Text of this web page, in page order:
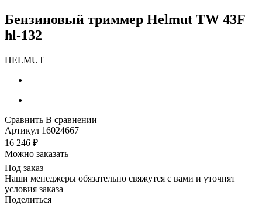
Бензиновый триммер Helmut TW 43F
hl-132
HELMUT
Сравнить В сравнении
Артикул 16024667
16 246 ₽
Можно заказать
Под заказ
Наши менеджеры обязательно свяжутся с вами и уточнят
условия заказа
Поделиться